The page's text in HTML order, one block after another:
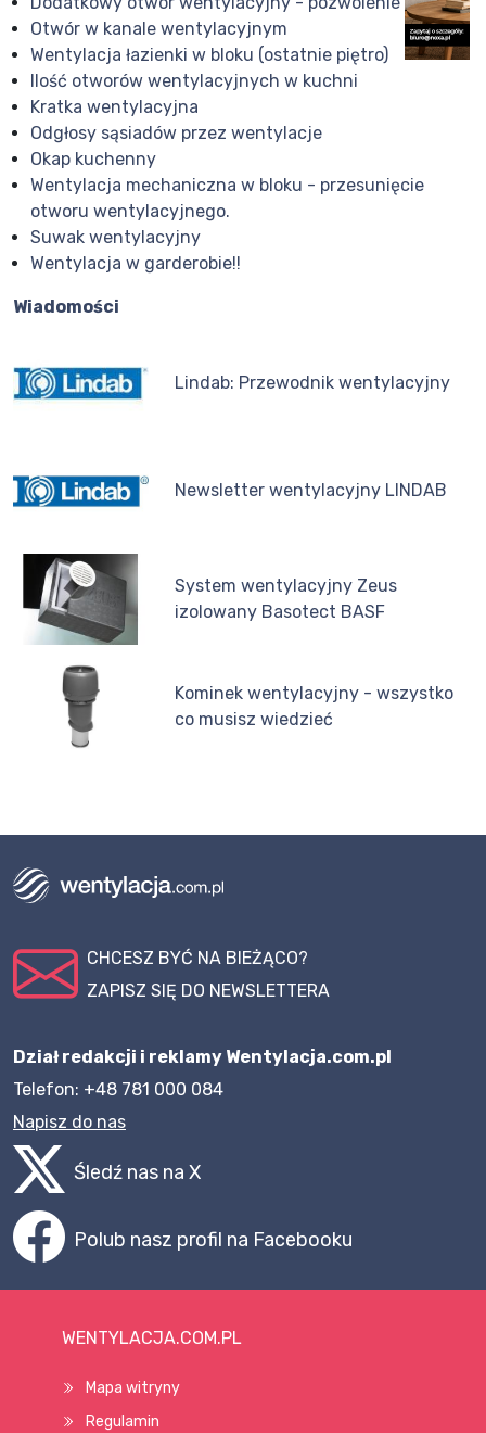
Otwór w kanale wentylacyjnym
Wentylacja łazienki w bloku (ostatnie piętro)
Ilość otworów wentylacyjnych w kuchni
Kratka wentylacyjna
Odgłosy sąsiadów przez wentylacje
Okap kuchenny
Wentylacja mechaniczna w bloku - przesunięcie
otworu wentylacyjnego.
Suwak wentylacyjny
Wentylacja w garderobie!!
Wiadomości
Lindab: Przewodnik wentylacyjny
Newsletter wentylacyjny LINDAB
System wentylacyjny Zeus
izolowany Basotect BASF
Kominek wentylacyjny - wszystko
co musisz wiedzieć
CHCESZ BYĆ NA BIEŻĄCO?
ZAPISZ SIĘ DO NEWSLETTERA
Dział redakcji i reklamy Wentylacja.com.pl
Telefon: +48 781 000 084
Napisz do nas
Śledź nas na X
Polub nasz profil na Facebooku
WENTYLACJA.COM.PL
Mapa witryny
Regulamin